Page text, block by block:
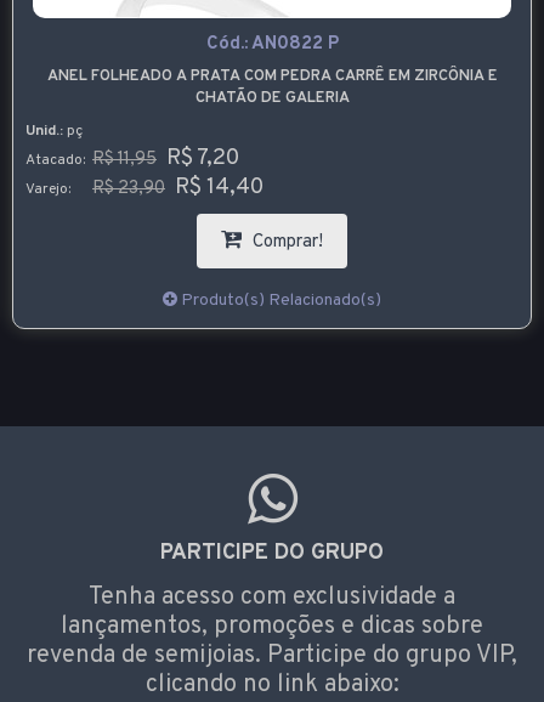
Cód.:AN0822 P
ANEL FOLHEADO A PRATA COM PEDRA CARRÊ EM ZIRCÔNIA E
CHATÃO DE GALERIA
Unid.: pç
Atacado: R$ 11,95 R$ 7,20
Varejo: R$ 23,90 R$ 14,40
Comprar!
Produto(s) Relacionado(s)
PARTICIPE DO GRUPO
Tenha acesso com exclusividade a
lançamentos, promoções e dicas sobre
revenda de semijoias. Participe do grupo VIP,
clicando no link abaixo: